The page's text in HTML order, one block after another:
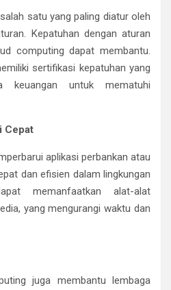
satu yang paling diatur oleh
Kepatuhan dengan aturan
computing dapat membantu.
sertifikasi kepatuhan yang
keuangan untuk mematuhi
Cepat
aplikasi perbankan atau
dan efisien dalam lingkungan
memanfaatkan alat-alat
yang mengurangi waktu dan
juga membantu lembaga